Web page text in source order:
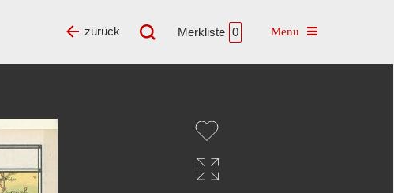
Merkliste 0 Toggle navigation
zurück